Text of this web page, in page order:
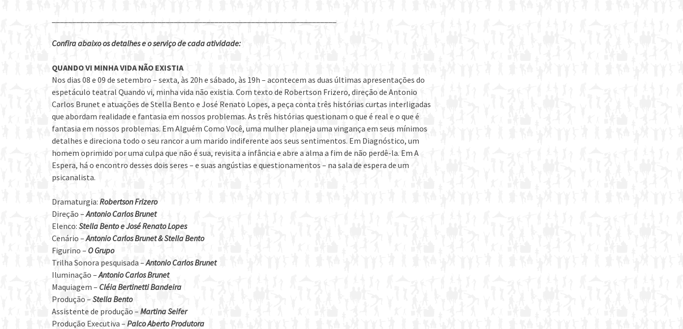
Confira abaixo os detalhes e o serviço de cada atividade:
QUANDO VI MINHA VIDA NÃO EXISTIA
Nos dias 08 e 09 de setembro – sexta, às 20h e sábado, às 19h – acontecem as duas últimas apresentações do
espetáculo teatral Quando vi, minha vida não existia. Com texto de Robertson Frizero, direção de Antonio
Carlos Brunet e atuações de Stella Bento e José Renato Lopes, a peça conta três histórias curtas interligadas
que abordam realidade e fantasia em nossos problemas. As três histórias questionam o que é real e o que é
fantasia em nossos problemas. Em Alguém Como Você, uma mulher planeja uma vingança em seus mínimos
detalhes e direciona todo o seu rancor a um marido indiferente aos seus sentimentos. Em Diagnóstico, um
homem oprimido por uma culpa que não é sua, revisita a infância e abre a alma a fim de não perdê-la. Em A
Espera, há o encontro desses dois seres – e suas angústias e questionamentos – na sala de espera de um
psicanalista.
Dramaturgia: Robertson Frizero
Direção –Antonio Carlos Brunet
Elenco: Stella Bento e José Renato Lopes
Cenário –Antonio Carlos Brunet & Stella Bento
Figurino – O Grupo
Trilha Sonora pesquisada –Antonio Carlos Brunet
Iluminação –Antonio Carlos Brunet
Maquiagem – Cléia Bertinetti Bandeira
Produção – Stella Bento
Assistente de produção – Martina Seifer
Produção Executiva – Palco Aberto Produtora